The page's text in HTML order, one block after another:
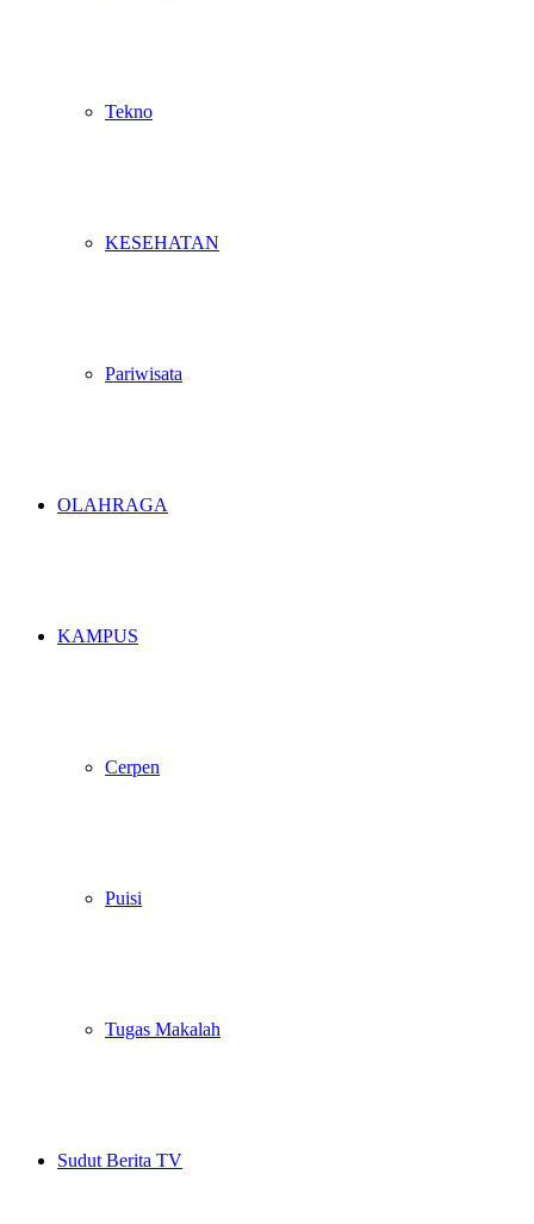
Tekno
KESEHATAN
Pariwisata
OLAHRAGA
KAMPUS
Cerpen
Puisi
Tugas Makalah
Sudut Berita TV